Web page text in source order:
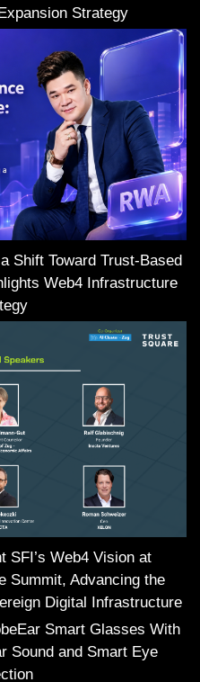
Strategy
Shift Toward Trust-Based
Web4 Infrastructure
SFI’s Web4 Vision at
Summit, Advancing the
Digital Infrastructure
Smart Glasses With
Sound and Smart Eye